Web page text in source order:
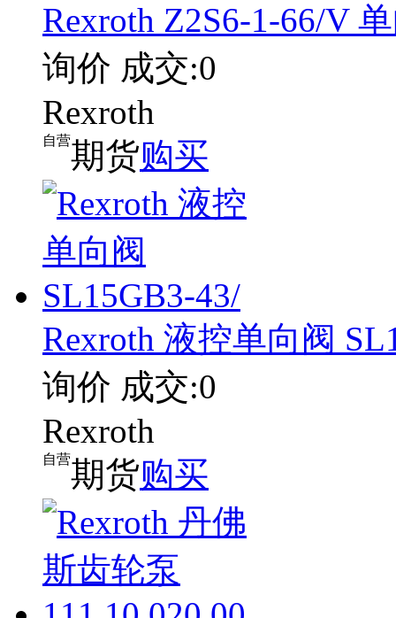
Rexroth Z2S6-1-66/V
询价 成交:0
Rexroth
自营期货购买
Rexroth 液控单向阀
询价 成交:0
Rexroth
自营期货购买